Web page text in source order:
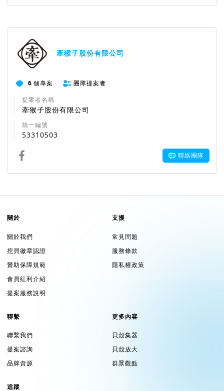
牽猴子股份有限公司
6 個專案
團隊提案者
提案者名稱
牽猴子股份有限公司
統一編號
53310503
聯絡團隊
關於
關於我們
挖貝徽章認證
贊助保障規範
會員紅利介紹
提案服務說明
支援
常見問題
服務條款
隱私權政策
聯繫
聯繫我們
提案諮詢
品牌資源
更多內容
貝殼集器
貝殼放大
群眾觀點
追蹤